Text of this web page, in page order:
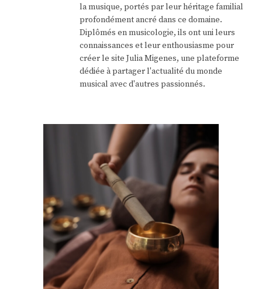
la musique, portés par leur héritage familial
profondément ancré dans ce domaine.
Diplômés en musicologie, ils ont uni leurs
connaissances et leur enthousiasme pour
créer le site Julia Migenes, une plateforme
dédiée à partager l'actualité du monde
musical avec d'autres passionnés.